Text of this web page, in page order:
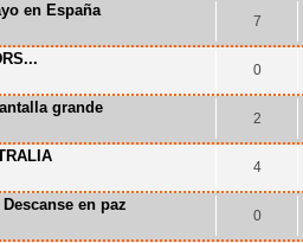
en España
7
0
grande
2
4
en paz
0